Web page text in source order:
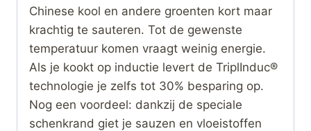
Chinese kool en andere groenten kort maar
krachtig te sauteren. Tot de gewenste
temperatuur komen vraagt weinig energie.
Als je kookt op inductie levert de TriplInduc®
technologie je zelfs tot 30% besparing op.
Nog een voordeel: dankzij de speciale
schenkrand giet je sauzen en vloeistoffen